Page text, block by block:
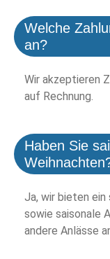
Welche
an?
Wir akzeptieren
auf Rechnung.
Haben Sie
Ja, wir bieten
sowie saisonale
andere Anlässe